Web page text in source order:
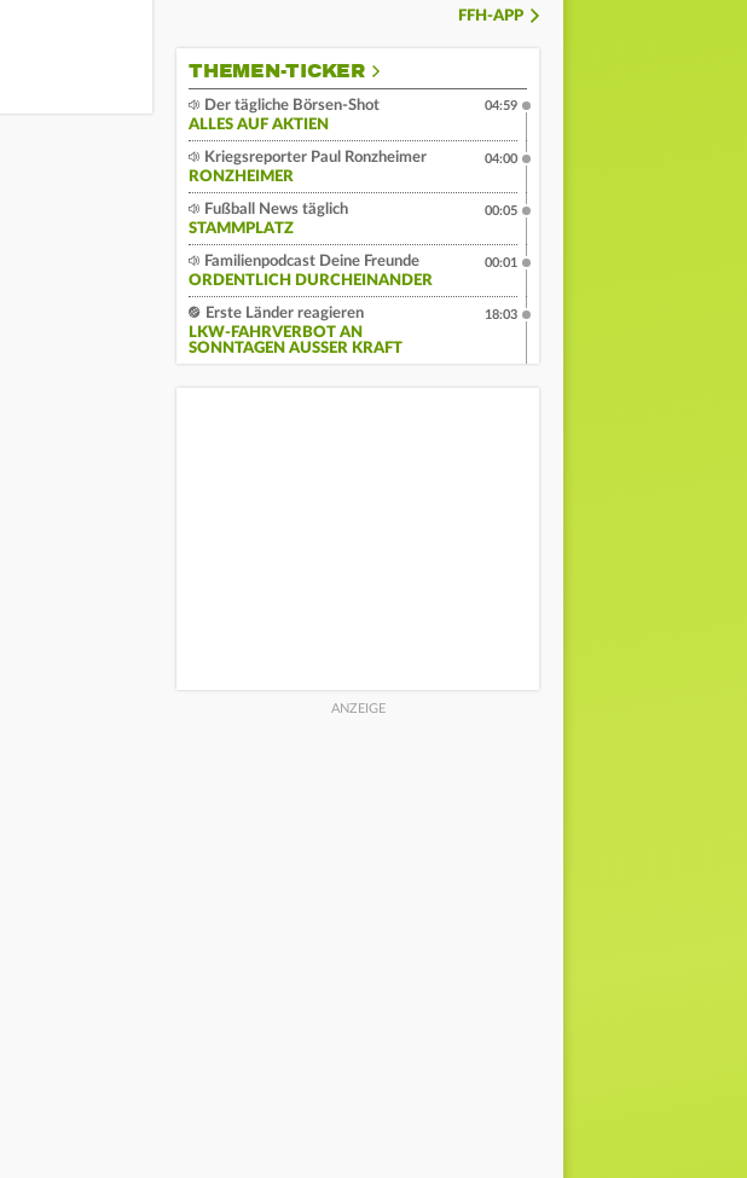
FFH-APP
THEMEN-TICKER
Der tägliche Börsen-Shot
ALLES AUF AKTIEN
04:59
Kriegsreporter Paul Ronzheimer
RONZHEIMER
04:00
Fußball News täglich
STAMMPLATZ
00:05
Familienpodcast Deine Freunde
ORDENTLICH DURCHEINANDER
00:01
Erste Länder reagieren
LKW-FAHRVERBOT AN
SONNTAGEN AUSSER KRAFT
18:03